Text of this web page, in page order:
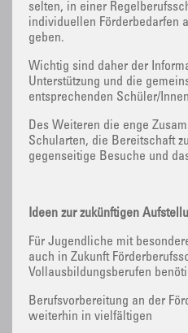
selten, in einer
individuellen Förderbedarfen
geben.
Wichtig sind daher der
Unterstützung und die
entsprechenden Schüler/
Des Weiteren die enge
Schularten, die Bereitschaft
gegenseitige Besuche und
Ideen zur zukünftigen
Für Jugendliche mit
auch in Zukunft
Vollausbildungsberufen
Berufsvorbereitung an der
weiterhin in vielfältigen